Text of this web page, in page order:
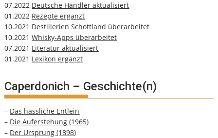
07.2022 Deutsche Händler aktualisiert
01.2022 Rezepte ergänzt
10.2021 Destillerien Schottland überarbeitet
10.2021Whisky-Apps überarbeitet
07.2021 Literatur aktualisiert
01.2021 Lexikon ergänzt
Caperdonich – Geschichte(n)
– Das hässliche Entlein
– Die Auferstehung (1965)
– Der Ursprung (1898)